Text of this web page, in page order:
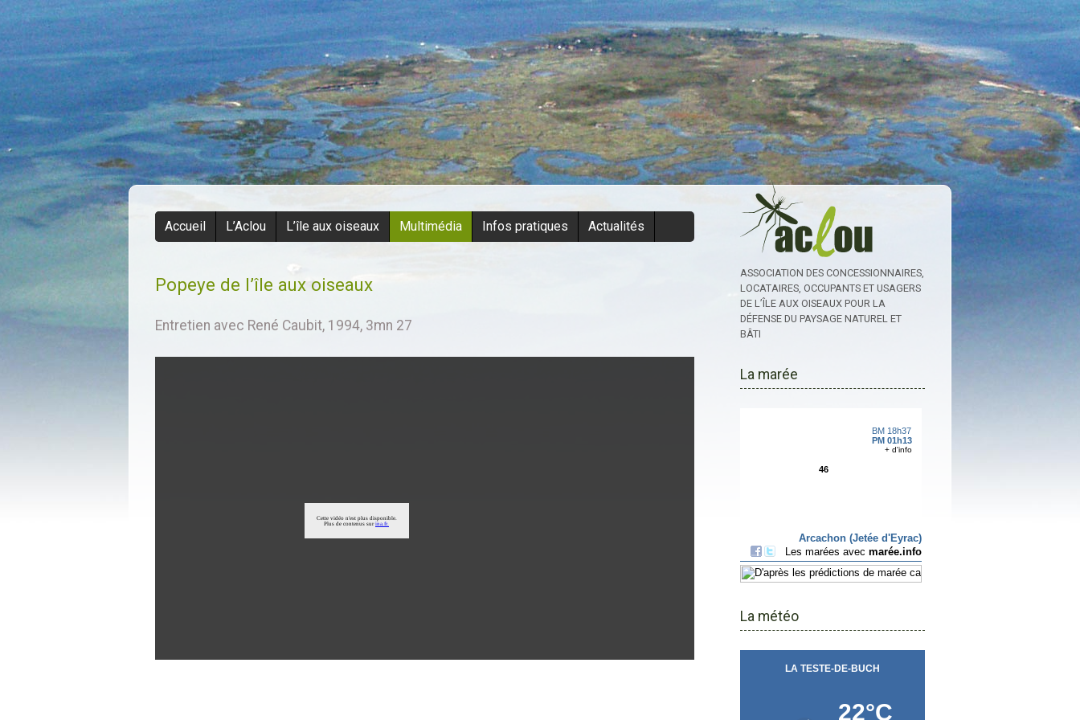
Accueil L’Aclou L’île aux oiseaux Multimédia Infos pratiques Actualités
Popeye de l’île aux oiseaux
Entretien avec René Caubit, 1994, 3mn 27
ASSOCIATION DES CONCESSIONNAIRES,
LOCATAIRES, OCCUPANTS ET USAGERS
DE L’ÎLE AUX OISEAUX POUR LA
DÉFENSE DU PAYSAGE NATUREL ET
BÂTI
La marée
La météo